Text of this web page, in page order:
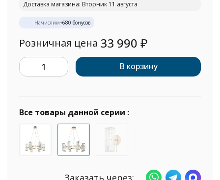
Доставка магазина: Вторник 11 августа
Начислим+680 бонусов
Розничная цена 33 990 ₽
В корзину
Все товары данной серии :
Заказать через: